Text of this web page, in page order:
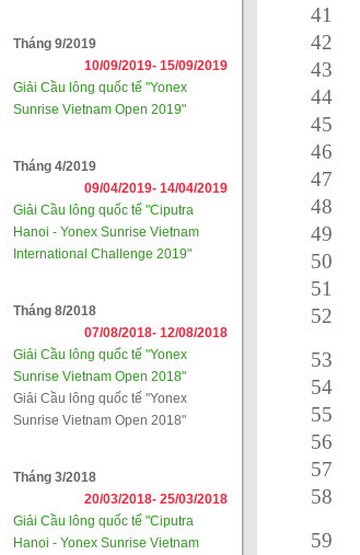
Tháng 9/2019
10/09/2019- 15/09/2019
Giải Cầu lông quốc tế "Yonex
Sunrise Vietnam Open 2019"
Tháng 4/2019
09/04/2019- 14/04/2019
Giải Cầu lông quốc tế "Ciputra
Hanoi - Yonex Sunrise Vietnam
International Challenge 2019"
Tháng 8/2018
07/08/2018- 12/08/2018
Giải Cầu lông quốc tế "Yonex
Sunrise Vietnam Open 2018"
Giải Cầu lông quốc tế "Yonex
Sunrise Vietnam Open 2018"
Tháng 3/2018
20/03/2018- 25/03/2018
Giải Cầu lông quốc tế "Ciputra
Hanoi - Yonex Sunrise Vietnam
41
42
43
44
45
46
47
48
49
50
51
52
53
54
55
56
57
58
59